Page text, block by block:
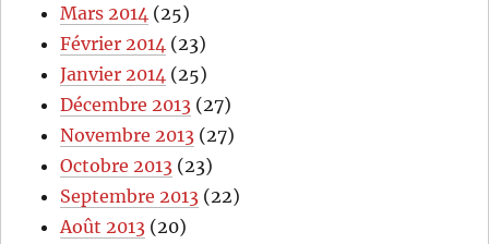
Mars 2014 (25)
Février 2014 (23)
Janvier 2014 (25)
Décembre 2013 (27)
Novembre 2013 (27)
Octobre 2013 (23)
Septembre 2013 (22)
Août 2013 (20)